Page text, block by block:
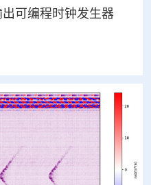
可编程时钟发生器